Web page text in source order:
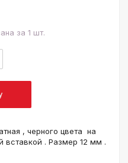
за 1 шт.
, черного цвета на
вставкой . Размер 12 мм .